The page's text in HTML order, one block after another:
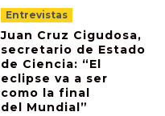
Entrevistas
Juan Cruz Cigudosa,
secretario de Estado
de Ciencia: “El
eclipse va a ser
como la final
del Mundial”